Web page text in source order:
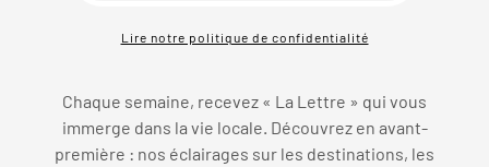
Lire notre politique de confidentialité
Chaque semaine, recevez « La Lettre » qui vous
immerge dans la vie locale. Découvrez en avant-
première : nos éclairages sur les destinations, les